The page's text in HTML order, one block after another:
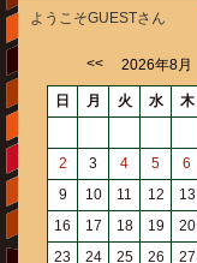
ようこそGUESTさん
<< 2026年8月
日 月 火 水 木
2
3 4 5 6
9
10 11 12 13
16
17 18 19 20
23
24 25 26 27